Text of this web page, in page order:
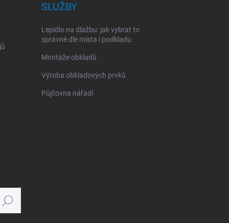
SLUŽBY
Lepidlo na dlažbu: jak vybrat to
správné dle místa i podkladu
Montáže obkladů
Výroba obkladových prvků
Půjčovna nářadí